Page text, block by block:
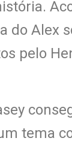
do Alex
pelo
tema